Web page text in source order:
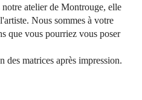
atelier de Montrouge, elle
Nous sommes à votre
que vous pourriez vous poser
des matrices après impression.